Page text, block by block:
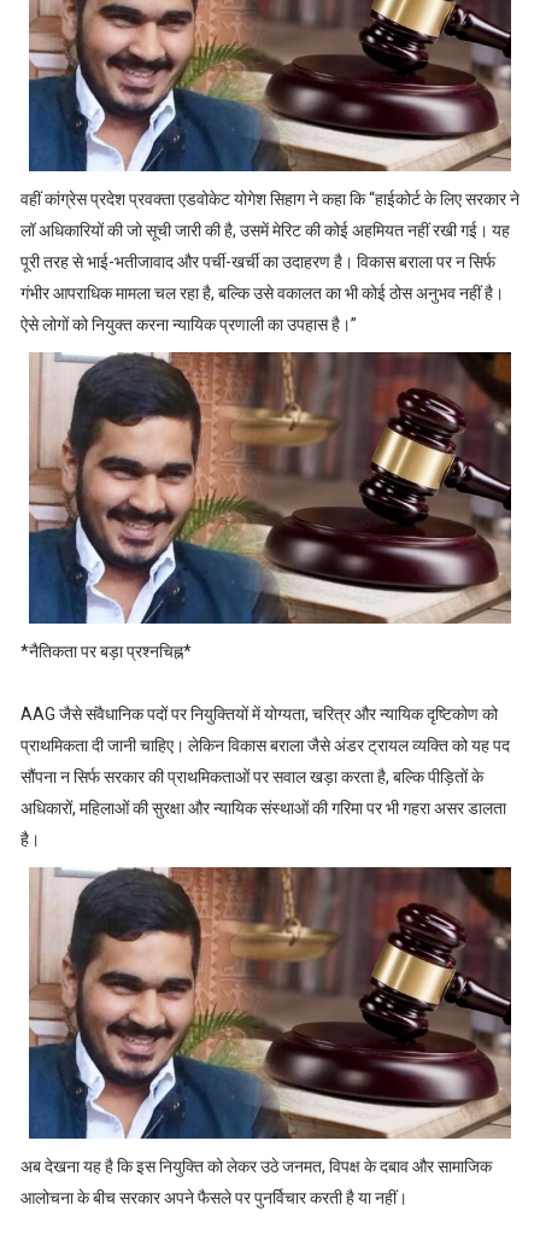
वहीं कांग्रेस प्रदेश प्रवक्ता एडवोकेट योगेश सिहाग ने कहा कि “हाईकोर्ट के लिए सरकार ने
लॉ अधिकारियों की जो सूची जारी की है, उसमें मेरिट की कोई अहमियत नहीं रखी गई। यह
पूरी तरह से भाई-भतीजावाद और पर्ची-खर्ची का उदाहरण है। विकास बराला पर न सिर्फ
गंभीर आपराधिक मामला चल रहा है, बल्कि उसे वकालत का भी कोई ठोस अनुभव नहीं है।
ऐसे लोगों को नियुक्त करना न्यायिक प्रणाली का उपहास है।”
*नैतिकता पर बड़ा प्रश्नचिह्न*
AAG जैसे संवैधानिक पदों पर नियुक्तियों में योग्यता, चरित्र और न्यायिक दृष्टिकोण को
प्राथमिकता दी जानी चाहिए। लेकिन विकास बराला जैसे अंडर ट्रायल व्यक्ति को यह पद
सौंपना न सिर्फ सरकार की प्राथमिकताओं पर सवाल खड़ा करता है, बल्कि पीड़ितों के
अधिकारों, महिलाओं की सुरक्षा और न्यायिक संस्थाओं की गरिमा पर भी गहरा असर डालता
है।
अब देखना यह है कि इस नियुक्ति को लेकर उठे जनमत, विपक्ष के दबाव और सामाजिक
आलोचना के बीच सरकार अपने फैसले पर पुनर्विचार करती है या नहीं।